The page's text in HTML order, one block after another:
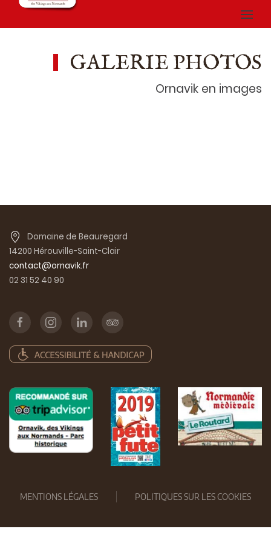
GALERIE PHOTOS
Ornavik en images
Domaine de Beauregard
14200 Hérouville-Saint-Clair
contact@ornavik.fr
02 31 52 40 90
MENTIONS LÉGALES POLITIQUES SUR LES COOKIES